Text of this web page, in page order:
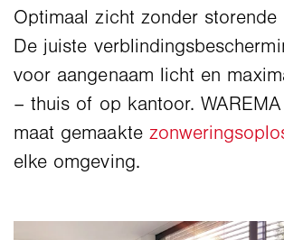
Optimaal zicht zonder storende
De juiste
voor aangenaam licht en
– thuis of op kantoor.
maat gemaakte
elke omgeving.